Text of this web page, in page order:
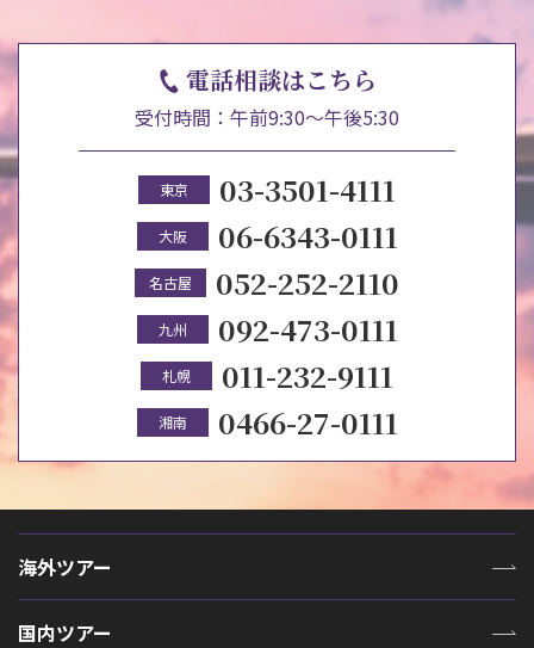
電話相談はこちら
受付時間：午前9:30～午後5:30
東京 03-3501-4111
大阪 06-6343-0111
名古屋 052-252-2110
九州 092-473-0111
札幌 011-232-9111
湘南 0466-27-0111
海外ツアー
国内ツアー